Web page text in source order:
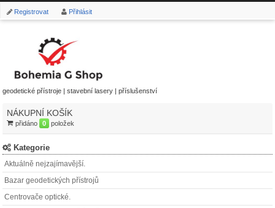
Registrovat Přihlásit
geodetické přístroje | stavební lasery | příslušenství
NÁKUPNÍ KOŠÍK
přidáno 0 položek
Kategorie
Aktuálně nejzajímavější.
Bazar geodetických přístrojů
Centrovače optické.